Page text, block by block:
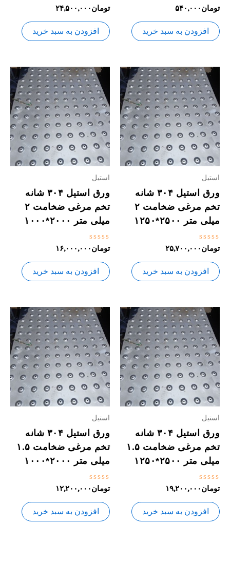
نمره
0
از
5
تومان۵۴۰,۰۰۰
افزودن به سبد خرید
نمره
0
از
5
تومان۲۴,۵۰۰,۰۰۰
افزودن به سبد خرید
استیل
ورق استیل ۳۰۴ شانه
تخم مرغی ضخامت ۲
میلی متر ۲۵۰۰*۱۲۵۰
نمره
0
از
5
تومان۲۵,۷۰۰,۰۰۰
افزودن به سبد خرید
استیل
ورق استیل ۳۰۴ شانه
تخم مرغی ضخامت ۲
میلی متر ۲۰۰۰*۱۰۰۰
نمره
0
از
5
تومان۱۶,۰۰۰,۰۰۰
افزودن به سبد خرید
استیل
ورق استیل ۳۰۴ شانه
تخم مرغی ضخامت ۱.۵
میلی متر ۲۵۰۰*۱۲۵۰
نمره
0
از
5
تومان۱۹,۲۰۰,۰۰۰
افزودن به سبد خرید
استیل
ورق استیل ۳۰۴ شانه
تخم مرغی ضخامت ۱.۵
میلی متر ۲۰۰۰*۱۰۰۰
نمره
0
از
5
تومان۱۲,۲۰۰,۰۰۰
افزودن به سبد خرید